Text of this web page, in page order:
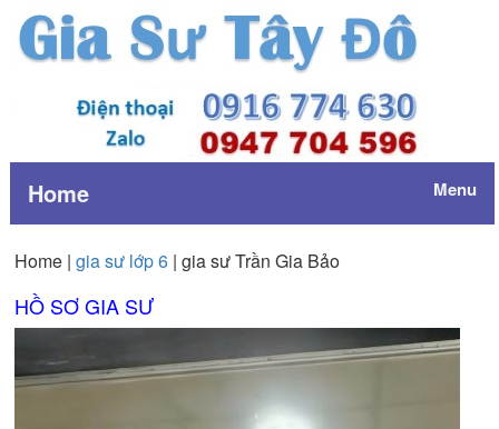
Home Menu
Home | gia sư lớp 6| gia sư Trần Gia Bảo
HỒ SƠ GIA SƯ